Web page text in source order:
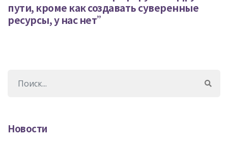
пути, кроме как создавать суверенные
ресурсы, у нас нет”
Новости